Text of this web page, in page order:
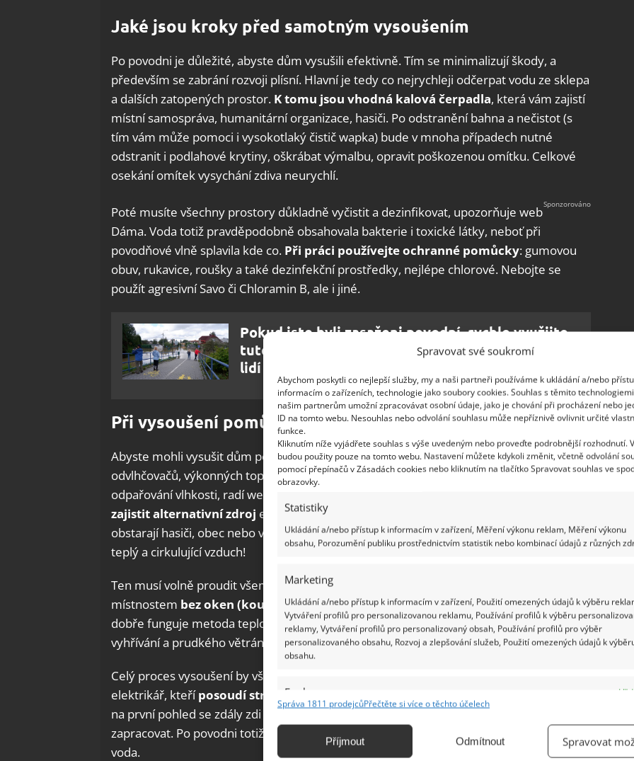
Spravovat své soukromí
Abychom poskytli co nejlepší služby, my a naši partneři používáme k ukládání a/nebo
informacím o zařízeních, technologie jako soubory cookies. Souhlas s těmito
našim partnerům umožní zpracovávat osobní údaje, jako je chování při procházení nebo
ID na tomto webu. Nesouhlas nebo odvolání souhlasu může nepříznivě ovlivnit určité
funkce.
Kliknutím níže vyjádřete souhlas s výše uvedeným nebo proveďte podrobnější rozhodnutí.
budou použity pouze na tomto webu. Nastavení můžete kdykoli změnit, včetně odvolání
pomocí přepínačů v Zásadách cookies nebo kliknutím na tlačítko Spravovat souhlas ve
obrazovky.
Statistiky
Ukládání a/nebo přístup k informacím v zařízení, Měření výkonu reklam, Měření výkonu
obsahu, Porozumění publiku prostřednictvím statistik nebo kombinací údajů z různých
Marketing
Ukládání a/nebo přístup k informacím v zařízení, Použití omezených údajů k výběru
Vytváření profilů pro personalizovanou reklamu, Používání profilů k výběru
reklamy, Vytváření profilů pro personalizovaný obsah, Používání profilů pro výběr
personalizovaného obsahu, Rozvoj a zlepšování služeb, Použití omezených údajů k
obsahu.
Funkce
Identifikace zařízení na základě automaticky přenášených informací.
Správa 1811 prodejcůPřečtěte si více o těchto účelech
Příjmout Odmítnout Spravovat
Jaké jsou kroky před samotným vysoušením
Po povodni je důležité, abyste dům vysušili efektivně. Tím se minimalizují škody, a
především se zabrání rozvoji plísní. Hlavní je tedy co nejrychleji odčerpat vodu ze sklepa
a dalších zatopených prostor. K tomu jsou vhodná kalová čerpadla, která vám zajistí
místní samospráva, humanitární organizace, hasiči. Po odstranění bahna a nečistot (s
tím vám může pomoci i vysokotlaký čistič wapka) bude v mnoha případech nutné
odstranit i podlahové krytiny, oškrábat výmalbu, opravit poškozenou omítku. Celkové
osekání omítek vysychání zdiva neurychlí.
Poté musíte všechny prostory důkladně vyčistit a dezinfikovat, upozorňuje web
Dáma. Voda totiž pravděpodobně obsahovala bakterie i toxické látky, neboť při
povodňové vlně splavila kde co. Při práci používejte ochranné pomůcky: gumovou
obuv, rukavice, roušky a také dezinfekční prostředky, nejlépe chlorové. Nebojte se
použít agresivní Savo či Chloramin B, ale i jiné.
Pokud jste byli zasaženi povodní, rychle využijte
tuto lukrativní nabídku od státu. Pomůže tisícům
lidí
Při vysoušení pomůže nejvíce teplý proudící vzduch
Abyste mohli vysušit dům po povodni, bude nejlepší použít kombinaci vysoušečů,
odvlhčovačů, výkonných topidel a ventilátorů, které pomohou urychlit proces
odpařování vlhkosti, radí web HZSČR. V případě, že
zajistit alternativní zdroj energie, jako je například elektrocentrála. Což většinou
obstarají hasiči, obec nebo vojáci. Nejvhodnější je pro vysoušení interiérů budovy suchý,
teplý a cirkulující vzduch!
Ten musí volně proudit všemi místnostmi v domě. Zvláštní pozornost věnujte
místnostem bez oken (koupelny, WC, spíže, komory, šatny). V některých případech
dobře funguje metoda teplotních šoků, píše web České stavby. Ta spočívá ve střídání
vyhřívání a prudkého větrání postižených prostor.
Celý proces vysoušení by však měl probíhat pod dohledem odborníků, jako jsou statik a
elektrikář, kteříposoudí strukturální a elektrickou bezpečnost domu
na první pohled se zdály zdi v pořádku, změna teplot a vlhkosti na nich může ještě
zapracovat. Po povodni totiž pro stavební konstrukce nepředstavuje nebezpečí jen
voda.